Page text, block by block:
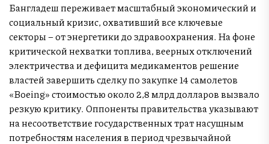
Бангладеш переживает масштабный экономический и
социальный кризис, охвативший все ключевые
секторы – от энергетики до здравоохранения. На фоне
критической нехватки топлива, веерных отключений
электричества и дефицита медикаментов решение
властей завершить сделку по закупке 14 самолетов
«Boeing» стоимостью около 2,8 млрд долларов вызвало
резкую критику. Оппоненты правительства указывают
на несоответствие государственных трат насущным
потребностям населения в период чрезвычайной